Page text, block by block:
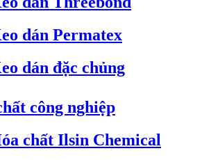
dán Permatex
dán đặc chủng
công nghiệp
chất Ilsin Chemical